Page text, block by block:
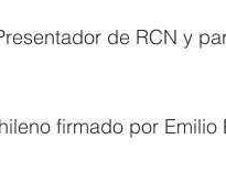
de RCN y
firmado por Emilio